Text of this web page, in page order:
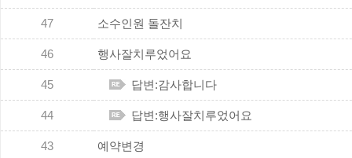
47 소수인원 돌잔치
46 행사잘치루었어요
45 답변:감사합니다
44 답변:행사잘치루었어요
43 예약변경